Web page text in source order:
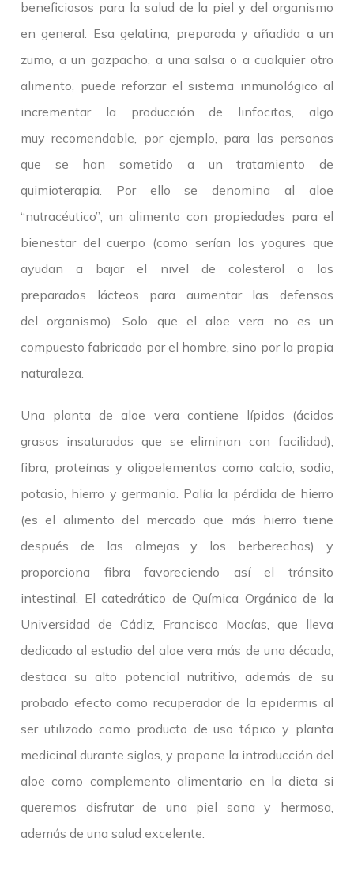
beneficiosos para la salud de la piel y del organismo
en general. Esa gelatina, preparada y añadida a un
zumo, a un gazpacho, a una salsa o a cualquier otro
alimento, puede reforzar el sistema inmunológico al
incrementar la producción de linfocitos, algo
muy recomendable, por ejemplo, para las personas
que se han sometido a un tratamiento de
quimioterapia. Por ello se denomina al aloe
“nutracéutico”; un alimento con propiedades para el
bienestar del cuerpo (como serían los yogures que
ayudan a bajar el nivel de colesterol o los
preparados lácteos para aumentar las defensas
del organismo). Solo que el aloe vera no es un
compuesto fabricado por el hombre, sino por la propia
naturaleza.
Una planta de aloe vera contiene lípidos (ácidos
grasos insaturados que se eliminan con facilidad),
fibra, proteínas y oligoelementos como calcio, sodio,
potasio, hierro y germanio. Palía la pérdida de hierro
(es el alimento del mercado que más hierro tiene
después de las almejas y los berberechos) y
proporciona fibra favoreciendo así el tránsito
intestinal. El catedrático de Química Orgánica de la
Universidad de Cádiz, Francisco Macías, que lleva
dedicado al estudio del aloe vera más de una década,
destaca su alto potencial nutritivo, además de su
probado efecto como recuperador de la epidermis al
ser utilizado como producto de uso tópico y planta
medicinal durante siglos, y propone la introducción del
aloe como complemento alimentario en la dieta si
queremos disfrutar de una piel sana y hermosa,
además de una salud excelente.